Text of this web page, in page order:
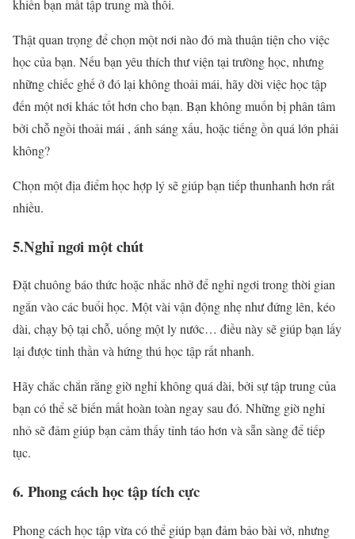
khiến bạn mất tập trung mà thôi.
Thật quan trọng để chọn một nơi nào đó mà thuận tiện cho việc
học của bạn. Nếu bạn yêu thích thư viện tại trường học, nhưng
những chiếc ghế ở đó lại không thoải mái, hãy dời việc học tập
đến một nơi khác tốt hơn cho bạn. Bạn không muốn bị phân tâm
bởi chỗ ngồi thoải mái , ánh sáng xấu, hoặc tiếng ồn quá lớn phải
không?
Chọn một địa điểm học hợp lý sẽ giúp bạn tiếp thunhanh hơn rất
nhiều.
5.Nghỉ ngơi một chút
Đặt chuông báo thức hoặc nhắc nhở để nghỉ ngơi trong thời gian
ngắn vào các buổi học. Một vài vận động nhẹ như đứng lên, kéo
dài, chạy bộ tại chỗ, uống một ly nước… điều này sẽ giúp bạn lấy
lại được tinh thần và hứng thú học tập rất nhanh.
Hãy chắc chắn rằng giờ nghỉ không quá dài, bởi sự tập trung của
bạn có thể sẽ biến mất hoàn toàn ngay sau đó. Những giờ nghỉ
nhỏ sẽ đảm giúp bạn cảm thấy tỉnh táo hơn và sẵn sàng để tiếp
tục.
6. Phong cách học tập tích cực
Phong cách học tập vừa có thể giúp bạn đảm bảo bài vở, nhưng